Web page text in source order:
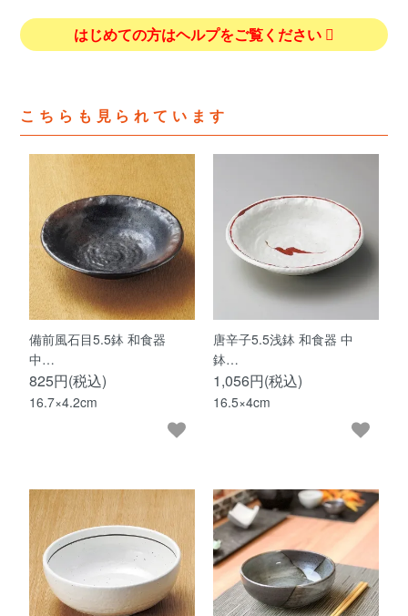
はじめての方はヘルプをご覧ください
こちらも見られています
備前風石目5.5鉢 和食器
中…
825円(税込)
16.7×4.2cm
唐辛子5.5浅鉢 和食器 中
鉢…
1,056円(税込)
16.5×4cm